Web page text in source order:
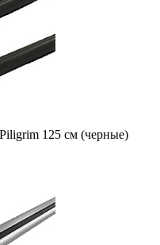
125 см (черные)